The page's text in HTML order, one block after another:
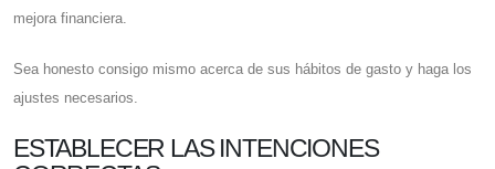
mejora financiera.
Sea honesto consigo mismo acerca de sus hábitos de gasto y haga los
ajustes necesarios.
ESTABLECER LAS INTENCIONES